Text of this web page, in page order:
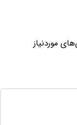
موردنیاز